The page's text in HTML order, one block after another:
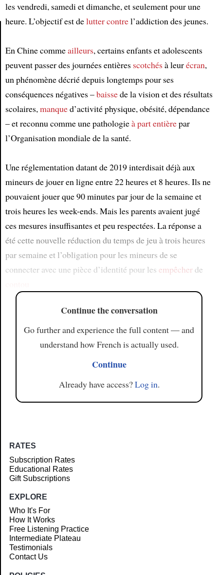
Article
les vendredi, samedi et dimanche, et seulement pour une
heure. L’objectif est delutter contrel’addiction des jeunes.
En Chine commeailleurs, certains enfants et adolescents
peuvent passer des journées entières scotchésà leurécran,
un phénomène décrié depuis longtemps pour ses
conséquences négatives –baissede la vision et des résultats
scolaires,manqued’activité physique, obésité, dépendance
– et reconnu comme une pathologieà part entièrepar
l’Organisation mondiale de la santé.
Une réglementation datant de 2019 interdisait déjà aux
mineurs de jouer en ligne entre 22 heures et 8 heures. Ils ne
pouvaient jouer que 90 minutes par jour de la semaine et
trois heures les week-ends. Mais les parents avaient jugé
ces mesures insuffisantes et peu respectées. La réponse a
été cette nouvelle réduction du temps de jeu à trois heures
par semaine et l’obligation pour les mineurs de se
connecter avec une pièce d’identité pour les empêcherde
Continue the conversation
Go further and experience the full content — and
understand how French is actually used.
Continue
Already have access?Log in.
RATES
Subscription Rates
Educational Rates
Gift Subscriptions
EXPLORE
Who It's For
How It Works
Free Listening Practice
Intermediate Plateau
Testimonials
Contact Us